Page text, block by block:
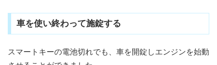
車を使い終わって施錠する
スマートキーの電池切れでも、車を開錠しエンジンを始動